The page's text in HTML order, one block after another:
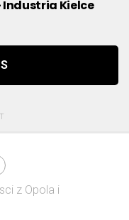
Industria Kielce